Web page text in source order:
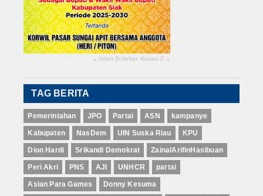
▴ Iklan Sidebar Kanan 2 ▴
TAG BERITA
Pemerintahan JPO Partai ASN kampanye
Kabupaten NasDem UIN Suska Riau KPU
Dion Hardi Srikandi Demokrat ZainalArifinHasibuan
Peri Akri PNS AJI UNHCR partai
Asian Para Games Donny Kesuma